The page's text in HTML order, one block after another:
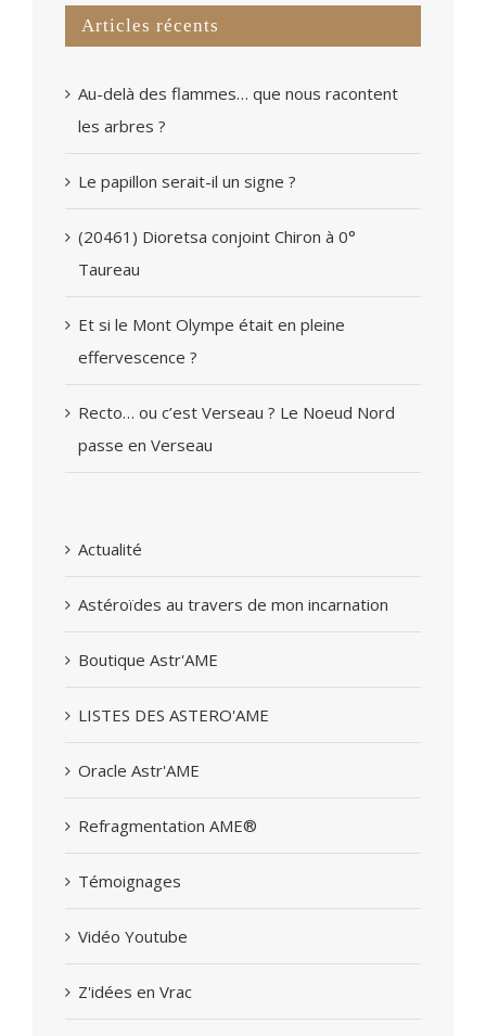
Articles récents
Au-delà des flammes… que nous racontent
les arbres ?
Le papillon serait-il un signe ?
(20461) Dioretsa conjoint Chiron à 0°
Taureau
Et si le Mont Olympe était en pleine
effervescence ?
Recto… ou c’est Verseau ? Le Noeud Nord
passe en Verseau
Actualité
Astéroïdes au travers de mon incarnation
Boutique Astr'AME
LISTES DES ASTERO'AME
Oracle Astr'AME
Refragmentation AME®
Témoignages
Vidéo Youtube
Z'idées en Vrac